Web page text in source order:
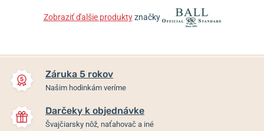
Zobraziť ďalšie produktyznačky
Záruka 5 rokov
Našim hodinkám veríme
Darčeky k objednávke
Švajčiarsky nôž, naťahovač a iné